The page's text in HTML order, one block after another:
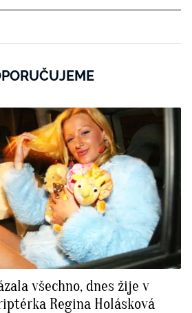
všechno, dnes žije v
Regina Holásková